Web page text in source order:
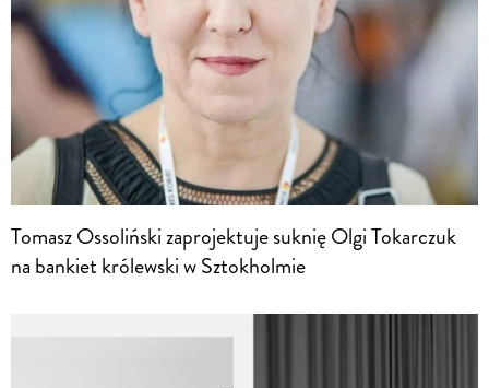
Tomasz Ossoliński zaprojektuje suknię Olgi Tokarczuk
na bankiet królewski w Sztokholmie